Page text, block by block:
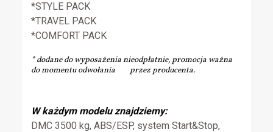
*STYLE PACK
*TRAVEL PACK
*COMFORT PACK
* dodane do wyposażenia nieodpłatnie, promocja ważna
do momentu odwołania przez producenta.
W każdym modelu znajdziemy:
DMC 3500 kg, ABS/ESP, system Start&Stop,